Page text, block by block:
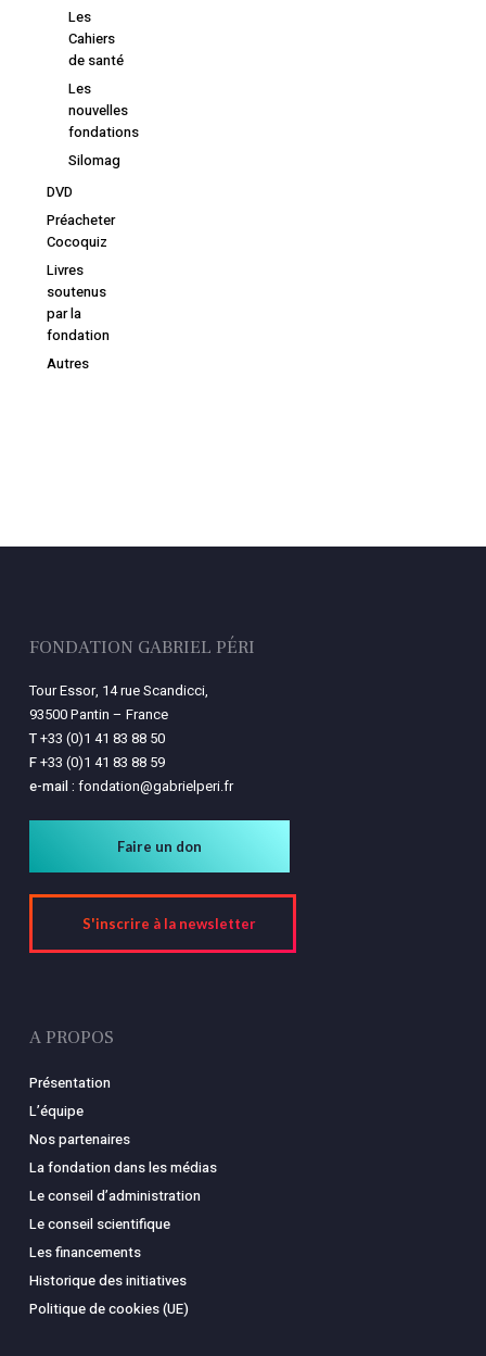
Les
Cahiers
de santé
Les
nouvelles
fondations
Silomag
DVD
Préacheter
Cocoquiz
Livres
soutenus
par la
fondation
Autres
FONDATION GABRIEL PÉRI
Tour Essor, 14 rue Scandicci,
93500 Pantin – France
T+33 (0)1 41 83 88 50
F+33 (0)1 41 83 88 59
e-mail : fondation@gabrielperi.fr
Faire un don
S'inscrire à la newsletter
A PROPOS
Présentation
L’équipe
Nos partenaires
La fondation dans les médias
Le conseil d’administration
Le conseil scientifique
Les financements
Historique des initiatives
Politique de cookies (UE)